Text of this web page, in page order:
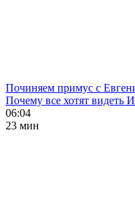
Починяем примус с
Почему все хотят видеть
06:04
23 мин